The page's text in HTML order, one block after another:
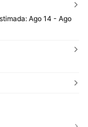
Ago 14 - Ago